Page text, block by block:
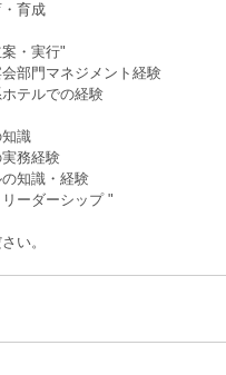
育成
・実行"
部門マネジメント経験
テルでの経験
識
務経験
知識・経験
ーダーシップ "
い。